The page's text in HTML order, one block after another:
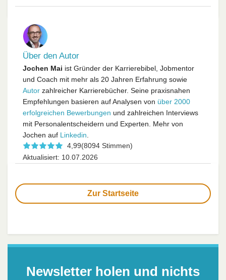
Über den Autor
Jochen Mai ist Gründer der Karrierebibel, Jobmentor
und Coach mit mehr als 20 Jahren Erfahrung sowie
Autor zahlreicher Karrierebücher. Seine praxisnahen
Empfehlungen basieren auf Analysen von über 2000
erfolgreichen Bewerbungen und zahlreichen Interviews
mit Personalentscheidern und Experten. Mehr von
Jochen auf Linkedin.
4,99(8094 Stimmen)
Aktualisiert: 10.07.2026
Zur Startseite
Newsletter holen und nichts